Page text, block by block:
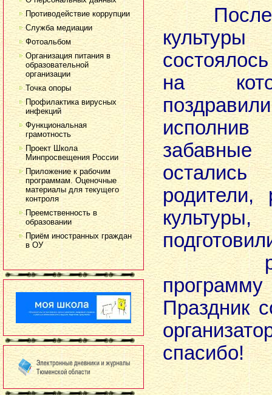
Противодействие коррупции
Служба медиации
Фотоальбом
Организация питания в
образовательной
организации
Точка опоры
Профилактика вирусных
инфекций
Функциональная
грамотность
Проект Школа
Минпросвещения России
Приложение к рабочим
программам. Оценочные
материалы для текущего
контроля
Преемственность в
образовании
Приём иностранных граждан
в ОУ
После
на
родители,
Праздник
спасибо!